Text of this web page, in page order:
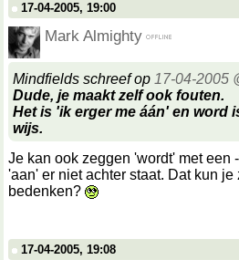
17-04-2005, 19:00
Mark Almighty
Mindfields schreef op 17-04-2005
Dude, je maakt zelf ook fouten.
Het is 'ik erger me áán' en word
wijs.
Je kan ook zeggen 'wordt' met een
'aan' er niet achter staat. Dat kun je
bedenken?
17-04-2005, 19:08